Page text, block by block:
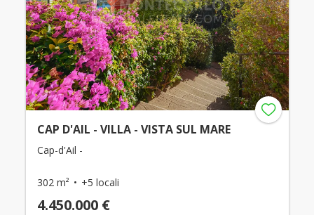
CAP D'AIL - VILLA - VISTA SUL MARE
Cap-d'Ail -
302 m² +5 locali
4.450.000 €